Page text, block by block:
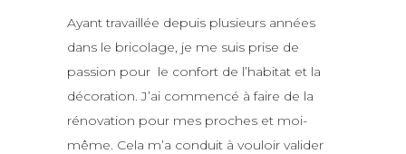
Ayant travaillée depuis plusieurs années
dans le bricolage, je me suis prise de
passion pour le confort de l’habitat et la
décoration. J’ai commencé à faire de la
rénovation pour mes proches et moi-
même. Cela m’a conduit à vouloir valider